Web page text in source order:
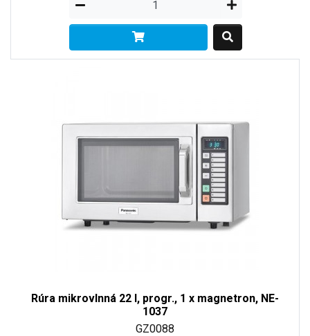
Rúra mikrovlnná 22 l, progr., 1 x magnetron, NE-
1037
GZ0088